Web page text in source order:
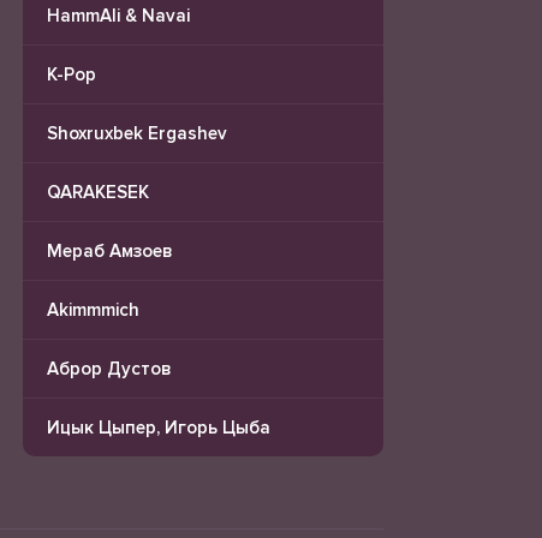
HammAli & Navai
K-Pop
Shoxruxbek Ergashev
QARAKESEK
Мераб Амзоев
Akimmmich
Аброр Дустов
Ицык Цыпер, Игорь Цыба